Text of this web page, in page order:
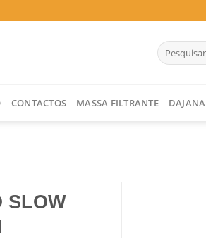
Pesquisar
por:
CONTACTOS MASSA FILTRANTE DAJANA
SLOW